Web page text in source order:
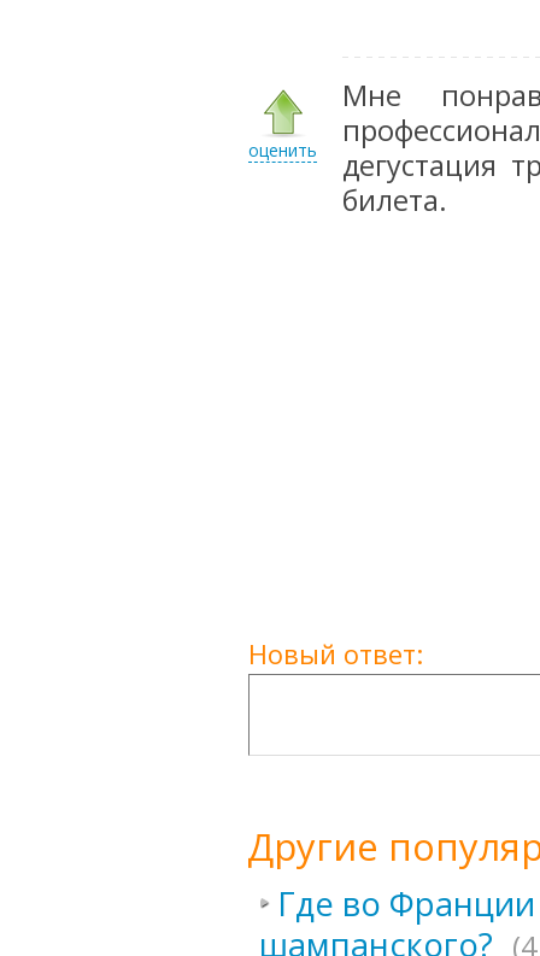
оценить
Мне
дегустация
билета.
Новый ответ:
Другие
Где во
шампанского?